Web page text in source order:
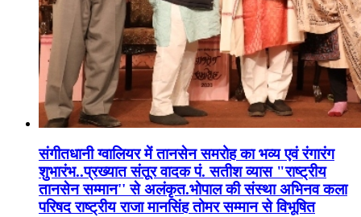
संगीतधानी ग्वालियर में तानसेन समरोह का भव्य एवं रंगारंग
शुभारंभ..प्रख्यात संतूर वादक पं. सतीश व्यास "राष्ट्रीय
तानसेन सम्मान'' से अलंकृत.भोपाल की संस्था अभिनव कला
परिषद राष्ट्रीय राजा मानसिंह तोमर सम्मान से विभूषित